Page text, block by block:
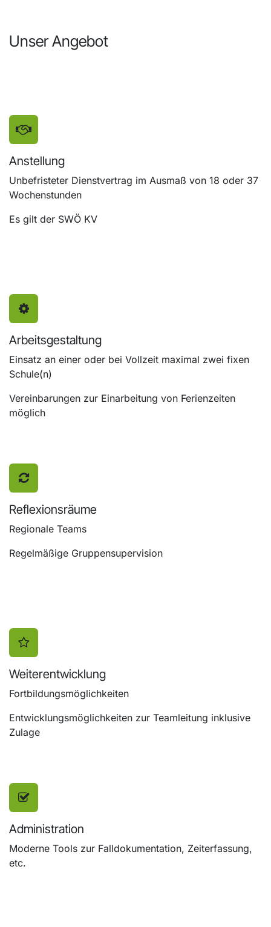
Unser Angebot
Anstellung
Unbefristeter Dienstvertrag im Ausmaß von 18 oder 37
Wochenstunden
Es gilt der SWÖ KV
Arbeitsgestaltung
Einsatz an einer oder bei Vollzeit maximal zwei fixen
Schule(n)
Vereinbarungen zur Einarbeitung von Ferienzeiten
möglich
Reflexionsräume
Regionale Teams
Regelmäßige Gruppensupervision
Weiterentwicklung
Fortbildungsmöglichkeiten
Entwicklungsmöglichkeiten zur Teamleitung inklusive
Zulage
Administration
Moderne Tools zur Falldokumentation, Zeiterfassung,
etc.